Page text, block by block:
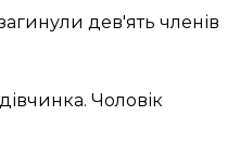
дев'ять членів
Чоловік